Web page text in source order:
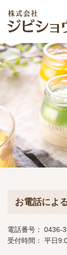
お電話によ
電話番号： 0436-
受付時間： 平日